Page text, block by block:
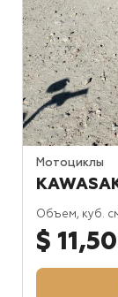
Мотоциклы
Объем, куб.
$